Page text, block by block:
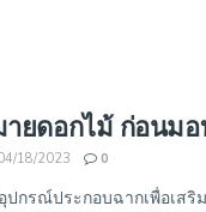
ายดอกไม้ ก่อนม
18/2023 0
ปกรณ์ประกอบฉากเพื่อเ